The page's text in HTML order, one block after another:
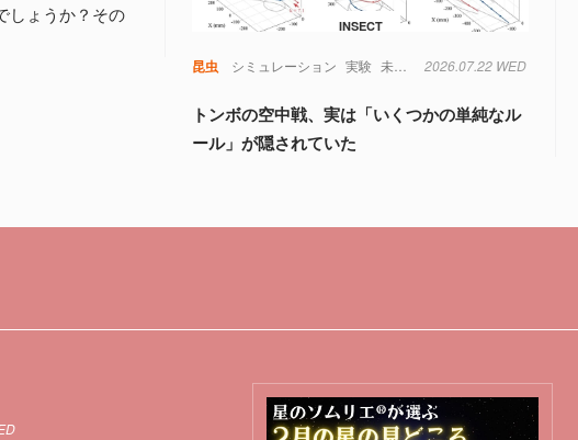
しょうか？その
INSECT
昆虫 シミュレーション 実験 未解明 視覚
2026.07.22 WED
トンボの空中戦、実は「いくつかの単純なル
ール」が隠されていた